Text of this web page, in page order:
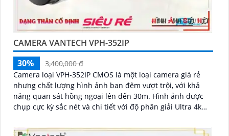
CAMERA VANTECH VPH-352IP
30%
3,400,000 ₫
Camera loại VPH-352IP CMOS là một loại camera giá rẻ
nhưng chất lượng hình ảnh ban đêm vượt trội, với khả
năng quan sát hồng ngoại lên đến 30m. Hình ảnh được
chụp cực kỳ sắc nét và chi tiết với độ phân giải Ultra 4k